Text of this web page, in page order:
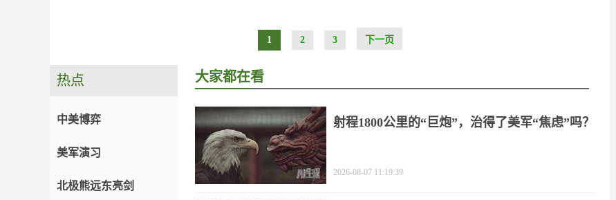
1 2 3 下一页
热点
中美博弈
美军演习
北极熊远东亮剑
大家都在看
射程1800公里的“巨炮”，治得了美军“焦虑”吗？
2026-08-07 11:19:39